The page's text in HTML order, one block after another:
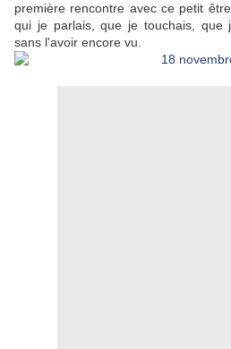
première rencontre avec ce petit
qui je parlais, que je touchais, que
sans l'avoir encore vu.